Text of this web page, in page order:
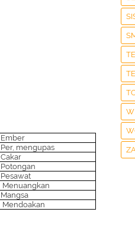
Ember
Per, mengupas
Cakar
Potongan
Pesawat
Menuangkan
Mangsa
Mendoakan